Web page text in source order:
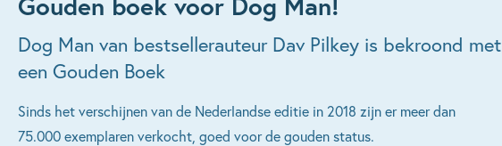
Dog Man van bestsellerauteur Dav Pilkey is bekroond met
een Gouden Boek
Sinds het verschijnen van de Nederlandse editie in 2018 zijn er meer dan
75.000 exemplaren verkocht, goed voor de gouden status.